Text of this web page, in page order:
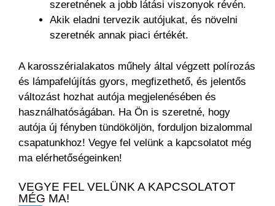
szeretnének a jobb látási viszonyok révén.
Akik eladni tervezik autójukat, és növelni
szeretnék annak piaci értékét.
A karosszérialakatos műhely által végzett polírozás
és lámpafelújítás gyors, megfizethető, és jelentős
változást hozhat autója megjelenésében és
használhatóságában. Ha Ön is szeretné, hogy
autója új fényben tündököljön, forduljon bizalommal
csapatunkhoz! Vegye fel velünk a kapcsolatot még
ma elérhetőségeinken!
VEGYE FEL VELÜNK A KAPCSOLATOT
MÉG MA!